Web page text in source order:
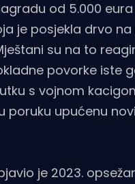
od 5.000
je posjekla drvo
su na to
povorke iste
s vojnom
poruku upućenu
je 2023.